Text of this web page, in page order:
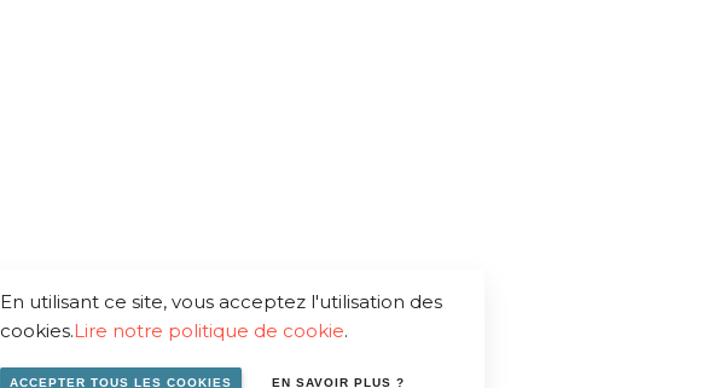
En utilisant ce site, vous acceptez l'utilisation des
cookies.Lire notre politique de cookie.
ACCEPTER TOUS LES COOKIES EN SAVOIR PLUS ?